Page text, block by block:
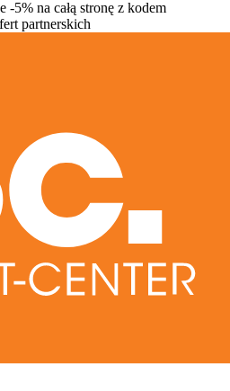
na całą stronę z kodem
partnerskich